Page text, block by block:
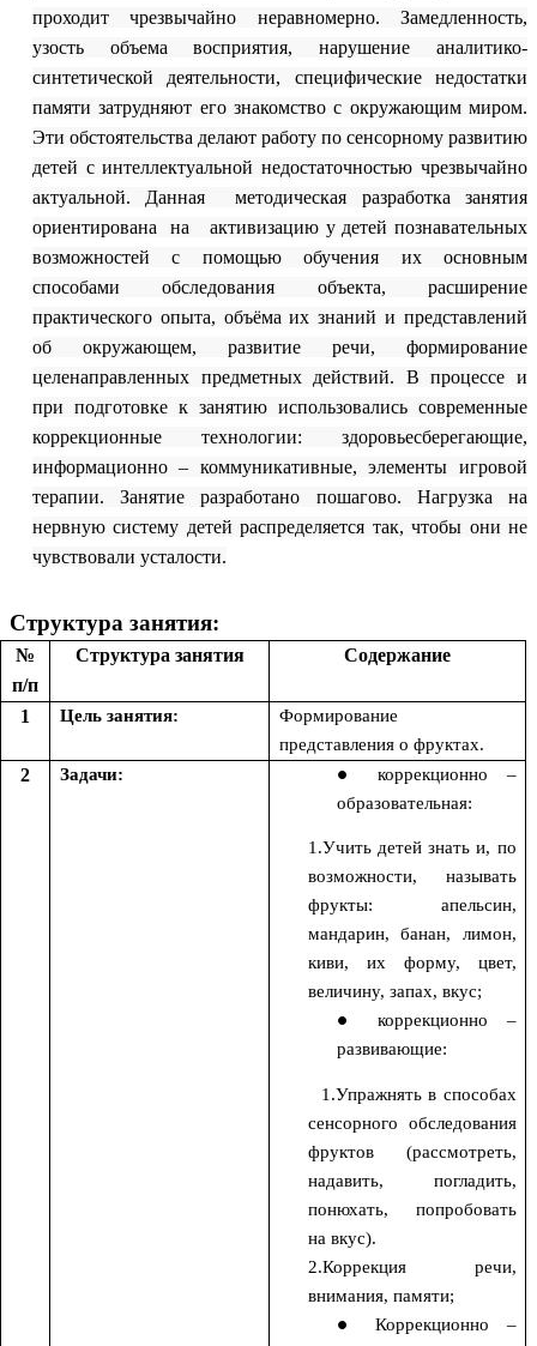
проходит чрезвычайно неравномерно. Замедленность,
узость объема восприятия, нарушение аналитико-
синтетической деятельности, специфические недостатки
памяти затрудняют его знакомство с окружающим миром.
Эти обстоятельства делают работу по сенсорному развитию
детей с интеллектуальной недостаточностью чрезвычайно
актуальной. Данная
методическая разработка занятия
ориентирована на активизацию у детей познавательных
возможностей с помощью обучения их основным
способами обследования объекта, расширение
практического опыта, объёма их знаний и представлений
об окружающем, развитие речи, формирование
целенаправленных предметных действий. В процессе и
при подготовке к занятию использовались современные
коррекционные технологии: здоровьесберегающие,
информационно – коммуникативные, элементы игровой
терапии. Занятие разработано пошагово. Нагрузка на
нервную систему детей распределяется так, чтобы они не
чувствовали усталости.
Структура занятия:
№
п/п
Структура занятия Содержание
1 Цель занятия:
Формирование
представления о фруктах.
2 Задачи:
коррекционно –
образовательная:
1.Учить детей знать и, по
возможности, называть
фрукты: апельсин,
мандарин, банан, лимон,
киви, их форму, цвет,
величину, запах, вкус;
коррекционно –
развивающие:
1.Упражнять в способах
сенсорного обследования
фруктов (рассмотреть,
надавить, погладить,
понюхать, попробовать
на вкус).
2.Коррекция речи,
внимания, памяти;
Коррекционно –